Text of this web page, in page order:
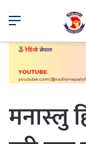
Menu
मनास्लु